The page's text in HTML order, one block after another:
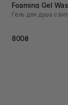
Foaming Gel
Гель для душа с
800₴